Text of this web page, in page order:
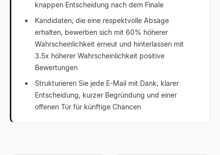
knappen Entscheidung nach dem Finale
Kandidaten, die eine respektvolle Absage
erhalten, bewerben sich mit 60% höherer
Wahrscheinlichkeit erneut und hinterlassen mit
3.5x höherer Wahrscheinlichkeit positive
Bewertungen
Strukturieren Sie jede E-Mail mit Dank, klarer
Entscheidung, kurzer Begründung und einer
offenen Tür für künftige Chancen